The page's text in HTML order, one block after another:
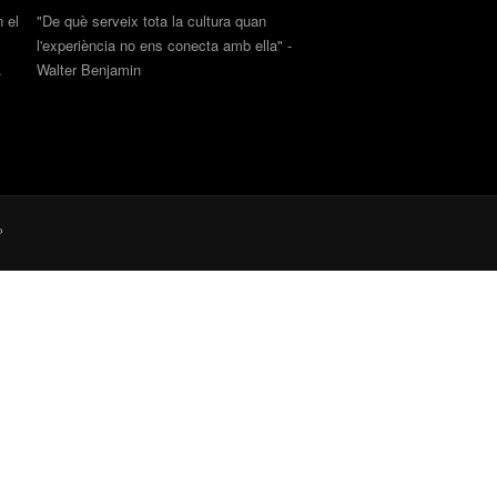
el
"De què serveix tota la cultura quan
l'experiència no ens conecta amb ella" -
Walter Benjamin